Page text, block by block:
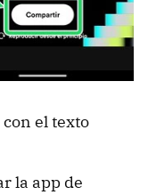
el texto
la app de